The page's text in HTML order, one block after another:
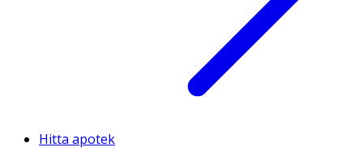
Hitta apotek